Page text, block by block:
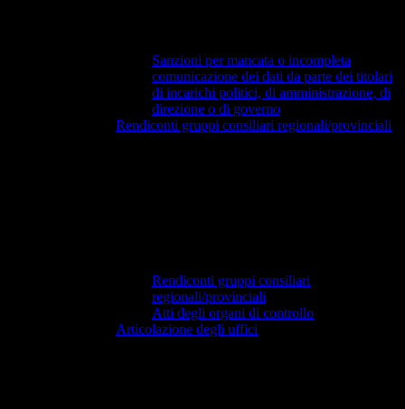
Sanzioni per mancata o incompleta
comunicazione dei dati da parte dei titolari
di incarichi politici, di amministrazione, di
direzione o di governo
Rendiconti gruppi consiliari regionali/provinciali
Rendiconti gruppi consiliari
regionali/provinciali
Atti degli organi di controllo
Articolazione degli uffici